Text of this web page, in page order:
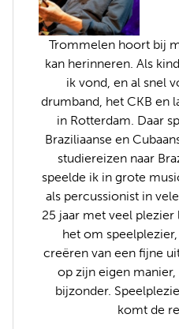
Trommelen hoort bij
kan herinneren. Als
ik vond, en al snel
drumband, het CKB en
in Rotterdam. Daar
Braziliaanse en
studiereizen naar
speelde ik in grote
als percussionist in
25 jaar met veel plezier
het om
creëren van een fijne
op zijn eigen
bijzonder.
komt de